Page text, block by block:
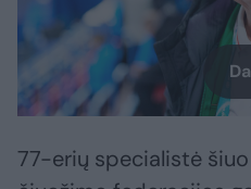
77-erių specialistė